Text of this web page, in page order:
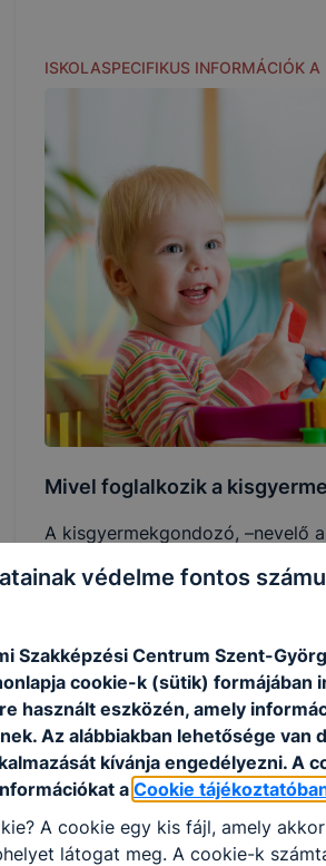
ISKOLASPECIFIKUS INFORMÁCIÓK A
Mivel foglalkozik a
A kisgyermekgondozó, –nevelő
szakosodott
kisgyermekért,
Miért legyél
Fektess a jövődbe!
Lehet, hogy nem ezzel fogsz
a gyermekfelügyelők…
Hivatás
védelme fontos
Szakképzési Centrum Szent-
cookie-k (sütik) formájában
használt eszközén, amely
Az alábbiakban lehetősége van
kívánja engedélyezni. A
a Cookie
A cookie egy kis fájl, amely
látogat meg. A cookie-k